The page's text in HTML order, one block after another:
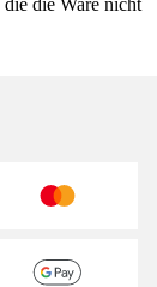
die Ware nicht